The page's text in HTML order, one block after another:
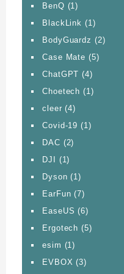
BenQ (1)
BlackLink (1)
BodyGuardz (2)
Case Mate (5)
ChatGPT (4)
Choetech (1)
cleer (4)
Covid-19 (1)
DAC (2)
DJI (1)
Dyson (1)
EarFun (7)
EaseUS (6)
Ergotech (5)
esim (1)
EVBOX (3)